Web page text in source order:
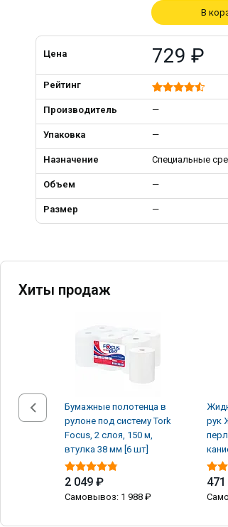
В
Цена 729 ₽
Рейтинг
Производитель —
Упаковка —
Назначение Специальные
Объем —
Размер —
Хиты продаж
Бумажные полотенца в
рулоне под систему Tork
Focus, 2 слоя, 150 м,
втулка 38 мм [6 шт]
2 049 ₽
Самовывоз: 1 988 ₽
рук